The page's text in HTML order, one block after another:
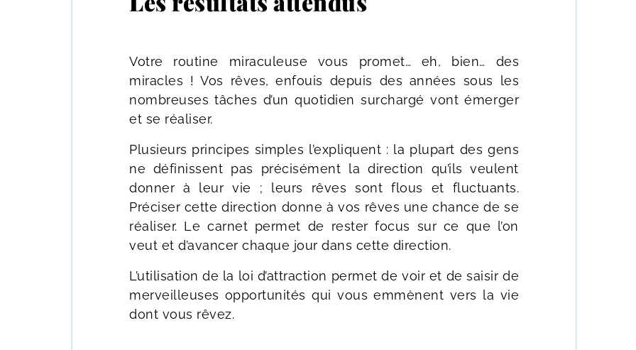
Votre routine miraculeuse vous promet… eh, bien… des
miracles ! Vos rêves, enfouis depuis des années sous les
nombreuses tâches d’un quotidien surchargé vont émerger
et se réaliser.
Plusieurs principes simples l’expliquent : la plupart des gens
ne définissent pas précisément la direction qu’ils veulent
donner à leur vie ; leurs rêves sont flous et fluctuants.
Préciser cette direction donne à vos rêves une chance de se
réaliser. Le carnet permet de rester focus sur ce que l’on
veut et d’avancer chaque jour dans cette direction.
L’utilisation de la loi d’attraction permet de voir et de saisir de
merveilleuses opportunités qui vous emmènent vers la vie
dont vous rêvez.